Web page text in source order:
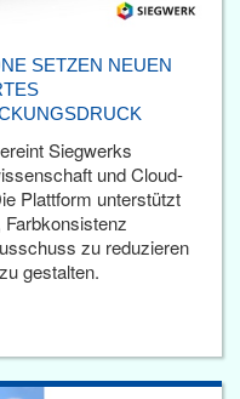
SETZEN NEUEN
F
Siegwerks
und Cloud-
Plattform unterstützt
Farbkonsistenz
zu reduzieren
gestalten.